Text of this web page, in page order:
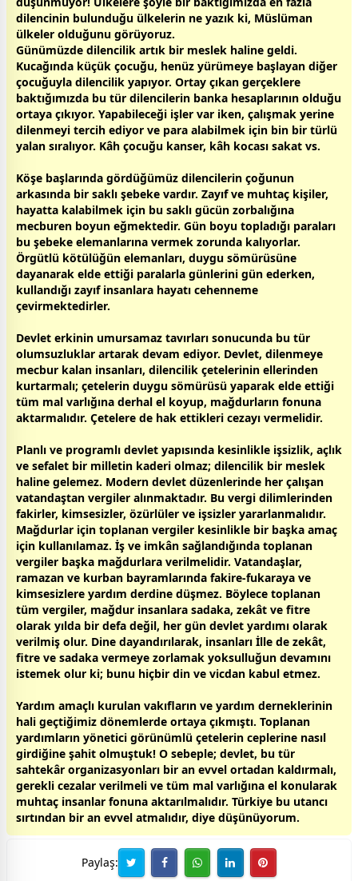
dilencinin bulunduğu ülkelerin ne yazık ki, Müslüman
ülkeler olduğunu görüyoruz.
Günümüzde dilencilik artık bir meslek haline geldi.
Kucağında küçük çocuğu, henüz yürümeye başlayan diğer
çocuğuyla dilencilik yapıyor. Ortay çıkan gerçeklere
baktığımızda bu tür dilencilerin banka hesaplarının olduğu
ortaya çıkıyor. Yapabileceği işler var iken, çalışmak yerine
dilenmeyi tercih ediyor ve para alabilmek için bin bir türlü
yalan sıralıyor. Kâh çocuğu kanser, kâh kocası sakat vs.
Köşe başlarında gördüğümüz dilencilerin çoğunun
arkasında bir saklı şebeke vardır. Zayıf ve muhtaç kişiler,
hayatta kalabilmek için bu saklı gücün zorbalığına
mecburen boyun eğmektedir. Gün boyu topladığı paraları
bu şebeke elemanlarına vermek zorunda kalıyorlar.
Örgütlü kötülüğün elemanları, duygu sömürüsüne
dayanarak elde ettiği paralarla günlerini gün ederken,
kullandığı zayıf insanlara hayatı cehenneme
çevirmektedirler.
Devlet erkinin umursamaz tavırları sonucunda bu tür
olumsuzluklar artarak devam ediyor. Devlet, dilenmeye
mecbur kalan insanları, dilencilik çetelerinin ellerinden
kurtarmalı; çetelerin duygu sömürüsü yaparak elde ettiği
tüm mal varlığına derhal el koyup, mağdurların fonuna
aktarmalıdır. Çetelere de hak ettikleri cezayı vermelidir.
Planlı ve programlı devlet yapısında kesinlikle işsizlik, açlık
ve sefalet bir milletin kaderi olmaz; dilencilik bir meslek
haline gelemez. Modern devlet düzenlerinde her çalışan
vatandaştan vergiler alınmaktadır. Bu vergi dilimlerinden
fakirler, kimsesizler, özürlüler ve işsizler yararlanmalıdır.
Mağdurlar için toplanan vergiler kesinlikle bir başka amaç
için kullanılamaz. İş ve imkân sağlandığında toplanan
vergiler başka mağdurlara verilmelidir. Vatandaşlar,
ramazan ve kurban bayramlarında fakire-fukaraya ve
kimsesizlere yardım derdine düşmez. Böylece toplanan
tüm vergiler, mağdur insanlara sadaka, zekât ve fitre
olarak yılda bir defa değil, her gün devlet yardımı olarak
verilmiş olur. Dine dayandırılarak, insanları İlle de zekât,
fitre ve sadaka vermeye zorlamak yoksulluğun devamını
istemek olur ki; bunu hiçbir din ve vicdan kabul etmez.
Yardım amaçlı kurulan vakıfların ve yardım derneklerinin
hali geçtiğimiz dönemlerde ortaya çıkmıştı. Toplanan
yardımların yönetici görünümlü çetelerin ceplerine nasıl
girdiğine şahit olmuştuk! O sebeple; devlet, bu tür
sahtekâr organizasyonları bir an evvel ortadan kaldırmalı,
gerekli cezalar verilmeli ve tüm mal varlığına el konularak
muhtaç insanlar fonuna aktarılmalıdır. Türkiye bu utancı
sırtından bir an evvel atmalıdır, diye düşünüyorum.
Paylaş: